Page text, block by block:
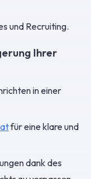
und Recruiting.
Ihrer
in einer
für eine klare und
dank des